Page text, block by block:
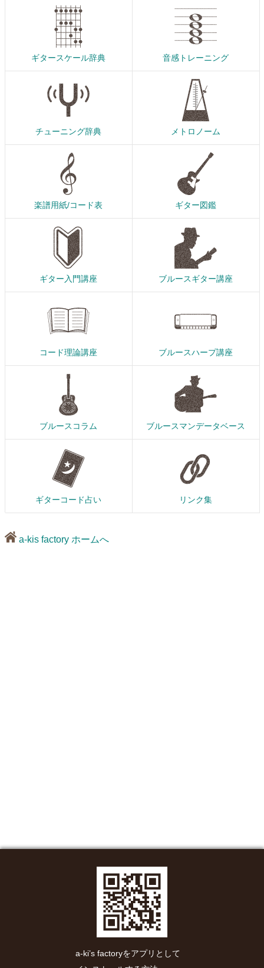
ギタースケール辞典 音感トレーニング
チューニング辞典 メトロノーム
楽譜用紙/コード表 ギター図鑑
ギター入門講座 ブルースギター講座
コード理論講座 ブルースハープ講座
ブルースコラム ブルースマンデータベース
ギターコード占い リンク集
a-kis factory ホームへ
a-ki’s factoryをアプリとして